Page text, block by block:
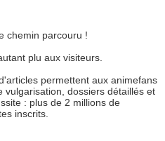
chemin parcouru !
plu aux visiteurs.
permettent aux animefans
dossiers détaillés et
: plus de 2 millions de
inscrits.